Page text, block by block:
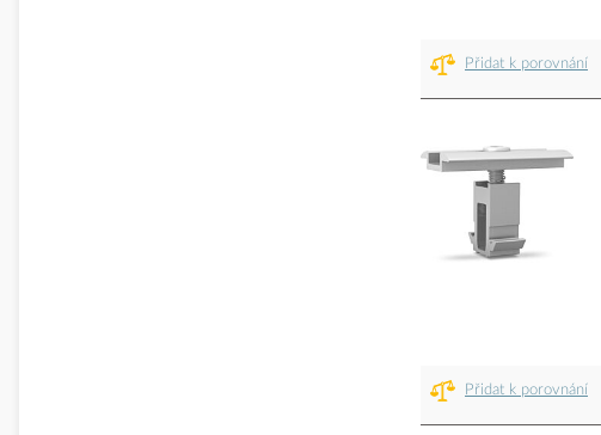
Přidat k porovnání
Přidat k porovnání